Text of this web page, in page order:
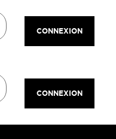
CONNEXION
CONNEXION